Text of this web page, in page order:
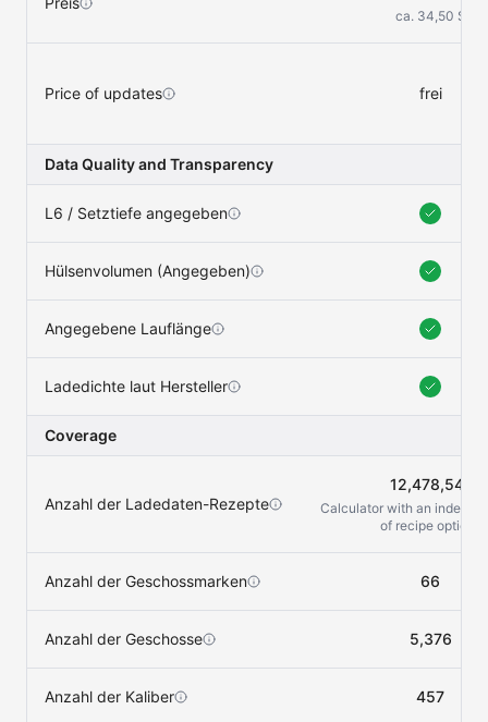
ca. 34,50 $
Price of updates frei
Data Quality and Transparency
L6 / Setztiefe angegeben
Hülsenvolumen (Angegeben)
Angegebene Lauflänge
Ladedichte laut Hersteller
Coverage
Anzahl der Ladedaten-Rezepte
12,478,541
Calculator with an
of recipe options
Anzahl der Geschossmarken 66
Anzahl der Geschosse 5,376
Anzahl der Kaliber 457